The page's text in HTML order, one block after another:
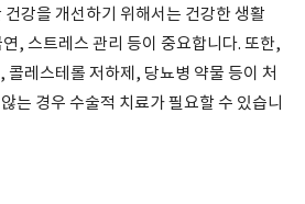
건강을 개선하기 위해서는 건강한 생활
, 스트레스 관리 등이 중요합니다. 또한,
레스테롤 저하제, 당뇨병 약물 등이 처
는 경우 수술적 치료가 필요할 수 있습니